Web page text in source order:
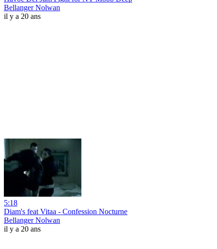
Bellanger Nolwan
il y a 20 ans
5:18
Diam's feat Vitaa - Confession Nocturne
Bellanger Nolwan
il y a 20 ans